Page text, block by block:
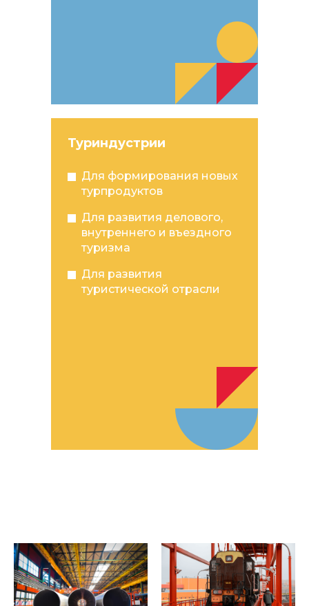
Туриндустрии
Для формирования новых
турпродуктов
Для развития делового,
внутреннего и въездного
туризма
Для развития
туристической отрасли